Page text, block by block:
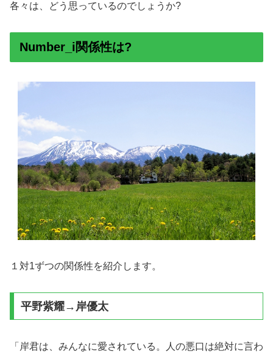
各々は、どう思っているのでしょうか?
Number_i関係性は?
１対1ずつの関係性を紹介します。
平野紫耀→岸優太
「岸君は、みんなに愛されている。人の悪口は絶対に言わ